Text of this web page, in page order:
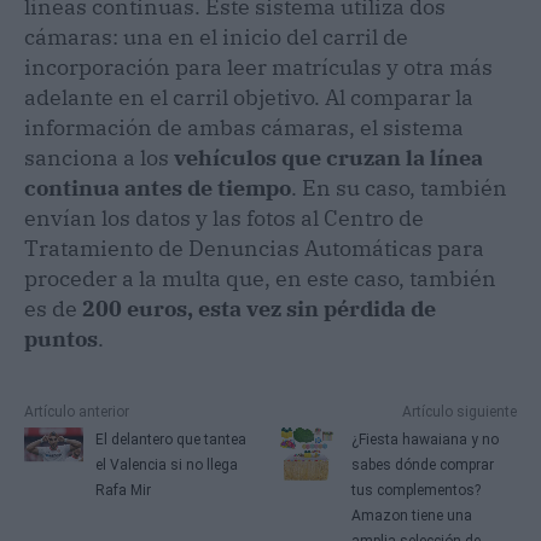
líneas continuas. Este sistema utiliza dos
cámaras: una en el inicio del carril de
incorporación para leer matrículas y otra más
adelante en el carril objetivo. Al comparar la
información de ambas cámaras, el sistema
sanciona a los vehículos que cruzan la línea
continua antes de tiempo. En su caso, también
envían los datos y las fotos al Centro de
Tratamiento de Denuncias Automáticas para
proceder a la multa que, en este caso, también
es de 200 euros, esta vez sin pérdida de
puntos.
Artículo anterior
El delantero que tantea
el Valencia si no llega
Rafa Mir
Artículo siguiente
¿Fiesta hawaiana y no
sabes dónde comprar
tus complementos?
Amazon tiene una